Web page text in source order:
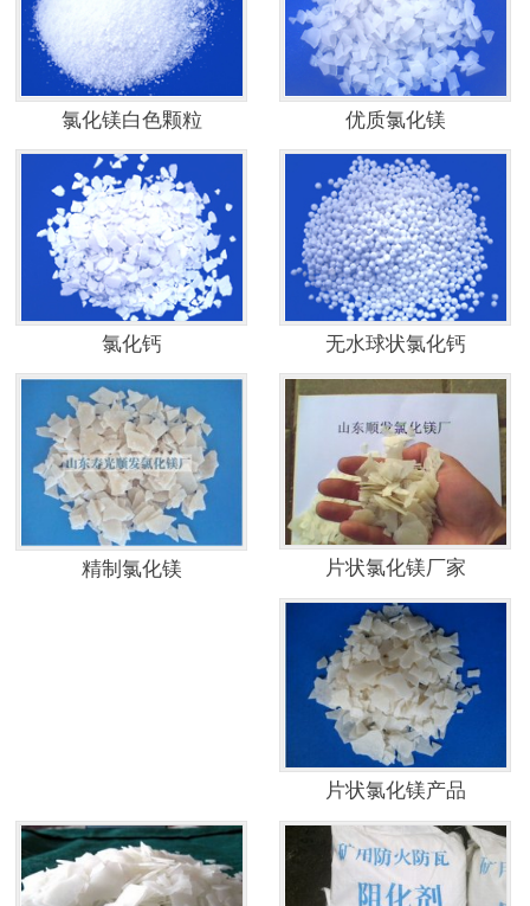
氯化镁白色颗粒 优质氯化镁
氯化钙 无水球状氯化钙
精制氯化镁 片状氯化镁厂家
片状氯化镁产品